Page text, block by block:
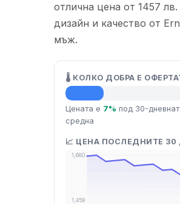
отлична цена от 1457
дизайн и качество от
мъж.
🌡️ КОЛКО ДОБРА Е
💡 Средна цена
Цената е 7% под 30-
средна
📈 ЦЕНА ПОСЛЕДНИТЕ 30
1,680
1,459